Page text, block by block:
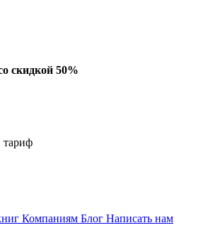
скидкой 50%
тариф
Компаниям Блог Написать нам